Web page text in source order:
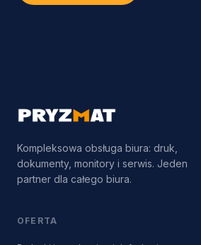
Kompleksowa obsługa biura: druk,
dokumenty, monitory i serwis. Jeden
partner dla całego biura.
OFERTA